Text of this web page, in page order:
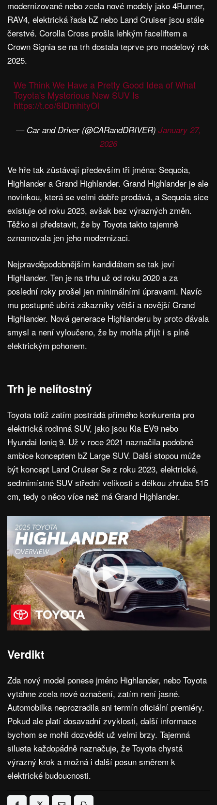
modernizované nebo zcela nové modely jako 4Runner,
RAV4, elektrická řada bZ nebo Land Cruiser jsou stále
čerstvé. Corolla Cross prošla lehkým faceliftem a
Crown Signia se na trh dostala teprve pro modelový rok
2025.
We Think We Have a Pretty Good Idea of What
Toyota's Mysterious New SUV Is
https://t.co/6IDmhityOl
— Car and Driver (@CARandDRIVER) January 27,
2026
Ve hře tak zůstávají především tři jména: Sequoia,
Highlander a Grand Highlander. Grand Highlander je ale
novinkou, která se velmi dobře prodává, a Sequoia sice
existuje od roku 2023, avšak bez výrazných změn.
Těžko si představit, že by Toyota takto tajemně
oznamovala jen jeho modernizaci.
Nejpravděpodobnějším kandidátem se tak jeví
Highlander. Ten je na trhu už od roku 2020 a za
poslední roky prošel jen minimálními úpravami. Navíc
mu postupně ubírá zákazníky větší a novější Grand
Highlander. Nová generace Highlanderu by proto dávala
smysl a není vyloučeno, že by mohla přijít i s plně
elektrickým pohonem.
Trh je nelítostný
Toyota totiž zatím postrádá přímého konkurenta pro
elektrická rodinná SUV, jako jsou Kia EV9 nebo
Hyundai Ioniq 9. Už v roce 2021 naznačila podobné
ambice konceptem bZ Large SUV. Další stopou může
být koncept Land Cruiser Se z roku 2023, elektrické,
sedmimístné SUV střední velikosti s délkou zhruba 515
cm, tedy o něco více než má Grand Highlander.
Verdikt
Zda nový model ponese jméno Highlander, nebo Toyota
vytáhne zcela nové označení, zatím není jasné.
Automobilka neprozradila ani termín oficiální premiéry.
Pokud ale platí dosavadní zvyklosti, další informace
bychom se mohli dozvědět už velmi brzy. Tajemná
silueta každopádně naznačuje, že Toyota chystá
výrazný krok a možná i další posun směrem k
elektrické budoucnosti.